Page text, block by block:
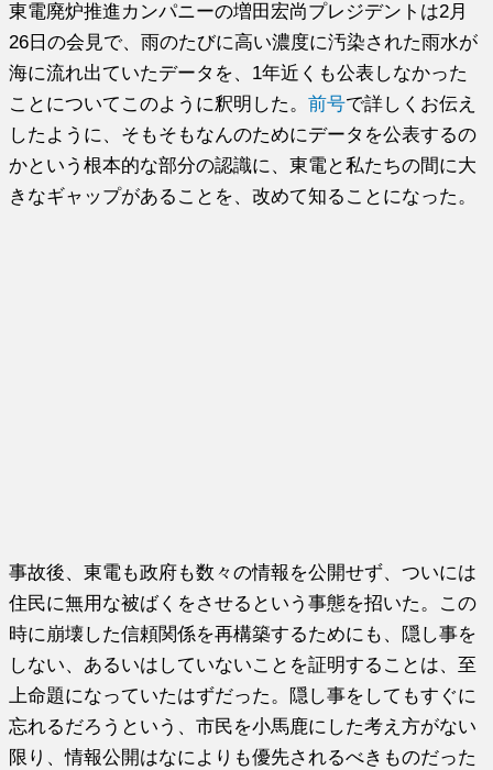
東電廃炉推進カンパニーの増田宏尚プレジデントは2月
26日の会見で、雨のたびに高い濃度に汚染された雨水が
海に流れ出ていたデータを、1年近くも公表しなかった
ことについてこのように釈明した。前号で詳しくお伝え
したように、そもそもなんのためにデータを公表するの
かという根本的な部分の認識に、東電と私たちの間に大
きなギャップがあることを、改めて知ることになった。
事故後、東電も政府も数々の情報を公開せず、ついには
住民に無用な被ばくをさせるという事態を招いた。この
時に崩壊した信頼関係を再構築するためにも、隠し事を
しない、あるいはしていないことを証明することは、至
上命題になっていたはずだった。隠し事をしてもすぐに
忘れるだろうという、市民を小馬鹿にした考え方がない
限り、情報公開はなによりも優先されるべきものだった